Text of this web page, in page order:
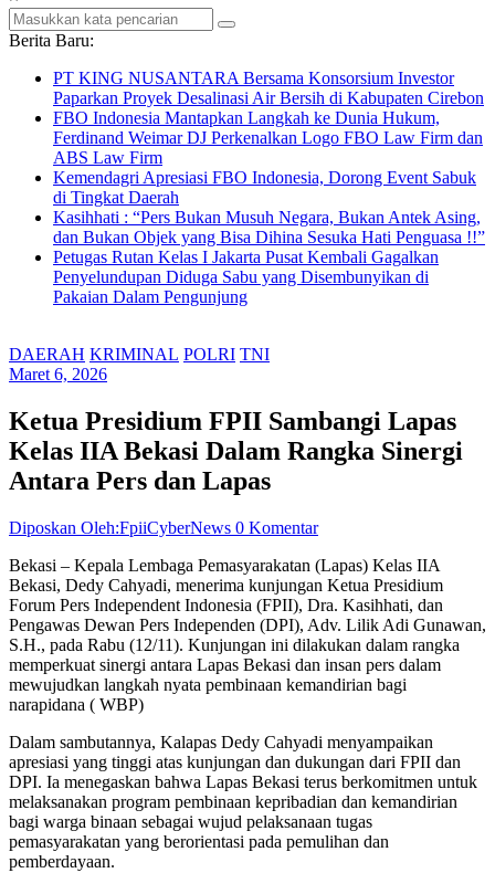
Berita Baru:
PT KING NUSANTARA Bersama Konsorsium Investor
Paparkan Proyek Desalinasi Air Bersih di Kabupaten Cirebon
FBO Indonesia Mantapkan Langkah ke Dunia Hukum,
Ferdinand Weimar DJ Perkenalkan Logo FBO Law Firm dan
ABS Law Firm
Kemendagri Apresiasi FBO Indonesia, Dorong Event Sabuk
di Tingkat Daerah
Kasihhati : “Pers Bukan Musuh Negara, Bukan Antek Asing,
dan Bukan Objek yang Bisa Dihina Sesuka Hati Penguasa !!”
Petugas Rutan Kelas I Jakarta Pusat Kembali Gagalkan
Penyelundupan Diduga Sabu yang Disembunyikan di
Pakaian Dalam Pengunjung
DAERAH KRIMINAL POLRI TNI
Maret 6, 2026
Ketua Presidium FPII Sambangi Lapas
Kelas IIA Bekasi Dalam Rangka Sinergi
Antara Pers dan Lapas
Diposkan Oleh:FpiiCyberNews 0 Komentar
Bekasi – Kepala Lembaga Pemasyarakatan (Lapas) Kelas IIA
Bekasi, Dedy Cahyadi, menerima kunjungan Ketua Presidium
Forum Pers Independent Indonesia (FPII), Dra. Kasihhati, dan
Pengawas Dewan Pers Independen (DPI), Adv. Lilik Adi Gunawan,
S.H., pada Rabu (12/11). Kunjungan ini dilakukan dalam rangka
memperkuat sinergi antara Lapas Bekasi dan insan pers dalam
mewujudkan langkah nyata pembinaan kemandirian bagi
narapidana ( WBP)
Dalam sambutannya, Kalapas Dedy Cahyadi menyampaikan
apresiasi yang tinggi atas kunjungan dan dukungan dari FPII dan
DPI. Ia menegaskan bahwa Lapas Bekasi terus berkomitmen untuk
melaksanakan program pembinaan kepribadian dan kemandirian
bagi warga binaan sebagai wujud pelaksanaan tugas
pemasyarakatan yang berorientasi pada pemulihan dan
pemberdayaan.